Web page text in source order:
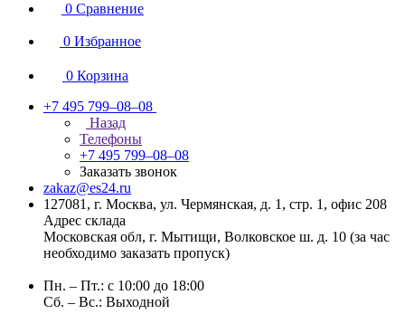
0 Сравнение
0 Избранное
0 Корзина
+7 495 799–08–08
Назад
Телефоны
+7 495 799–08–08
Заказать звонок
zakaz@es24.ru
127081, г. Москва, ул. Чермянская, д. 1, стр. 1, офис 208
Адрес склада
Московская обл, г. Мытищи, Волковское ш. д. 10 (за час
необходимо заказать пропуск)
Пн. – Пт.: с 10:00 до 18:00
Сб. – Вс.: Выходной